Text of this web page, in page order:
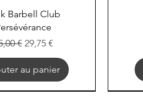
rapide
Barbell Club
original
€ Prix promotionnel
29,75 €
au panier